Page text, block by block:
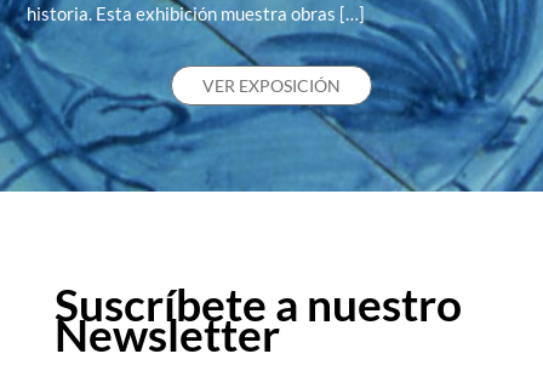
historia. Esta exhibición muestra obras […]
VER EXPOSICIÓN
Suscríbete a nuestro
Newsletter